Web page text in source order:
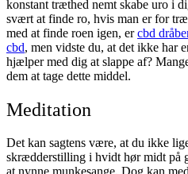
konstant træthed nemt skabe uro i
svært at finde ro, hvis man er for
med at finde roen igen, ercbd
cbd, men vidste du, at det ikke har
hjælper med dig at slappe af?
dem at tage dette middel.
Meditation
Det kan sagtens være, at du ikke
skrædderstilling i hvidt hør midt på